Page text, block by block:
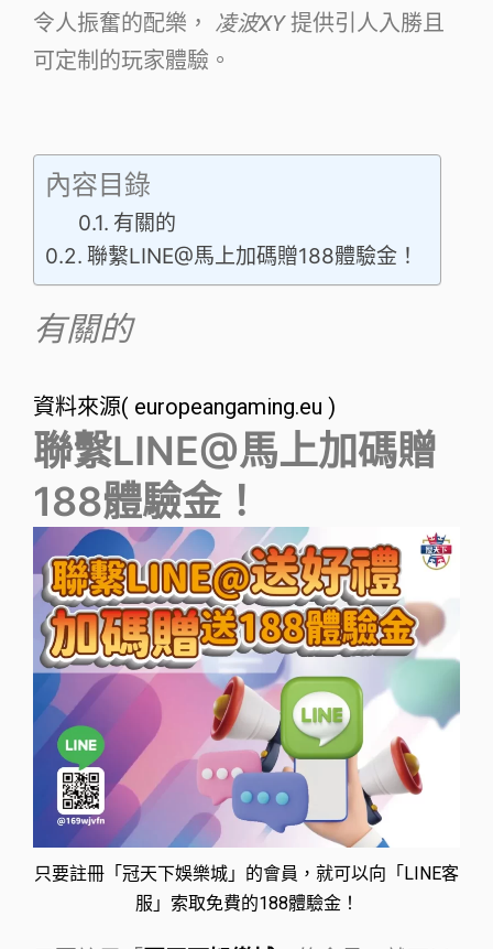
令人振奮的配樂， 凌波XY提供引人入勝且
可定制的玩家體驗。
內容目錄
有關的
聯繫LINE@馬上加碼贈188體驗金！
有關的
資料來源( europeangaming.eu )
聯繫LINE@馬上加碼贈
188體驗金！
只要註冊「冠天下娛樂城」的會員，就可以向「LINE客
服」索取免費的188體驗金！